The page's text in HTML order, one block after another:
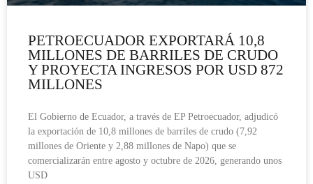
PETROECUADOR EXPORTARÁ 10,8
MILLONES DE BARRILES DE CRUDO
Y PROYECTA INGRESOS POR USD 872
MILLONES
El Gobierno de Ecuador, a través de EP Petroecuador, adjudicó
la exportación de 10,8 millones de barriles de crudo (7,92
millones de Oriente y 2,88 millones de Napo) que se
comercializarán entre agosto y octubre de 2026, generando unos
USD